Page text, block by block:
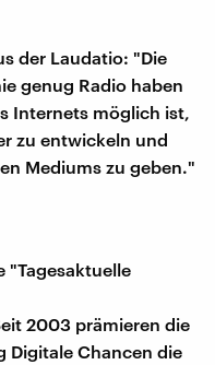
der Laudatio: "Die
genug Radio haben
Internets möglich ist,
zu entwickeln und
Mediums zu geben."
"Tagesaktuelle
2003 prämieren die
Digitale Chancen die